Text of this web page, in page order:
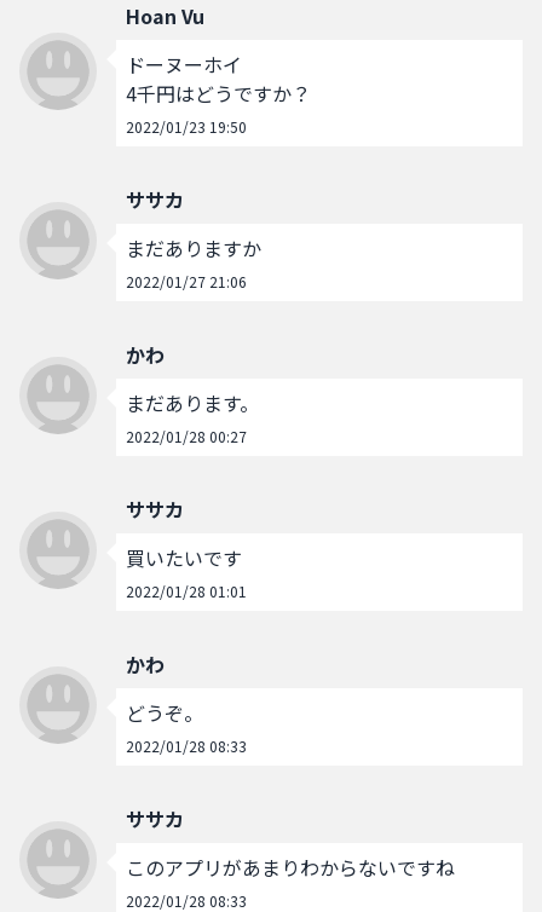
Hoan Vu
ドーヌーホイ
4千円はどうですか？
2022/01/23 19:50
ササカ
まだありますか
2022/01/27 21:06
かわ
まだあります。
2022/01/28 00:27
ササカ
買いたいです
2022/01/28 01:01
かわ
どうぞ。
2022/01/28 08:33
ササカ
このアプリがあまりわからないですね
2022/01/28 08:33